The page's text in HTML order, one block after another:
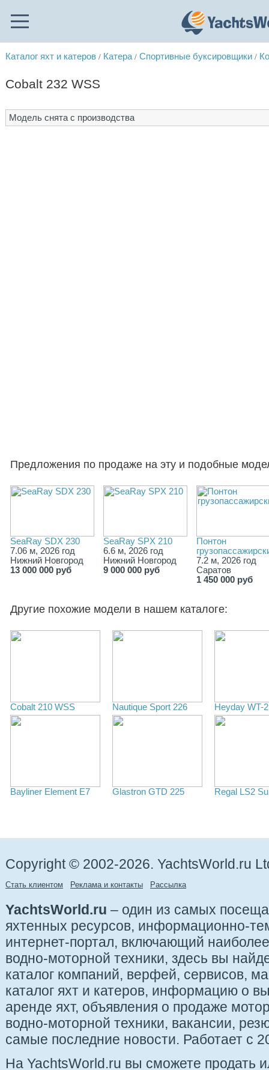
Каталог яхт и катеров / Катера / Спортивные буксировщики /
Cobalt 232 WSS
Модель снята с производства
Предложения по продаже на эту и подобные
SeaRay SDX 230
7.06 м, 2026 год
Нижний Новгород
13 000 000 руб
SeaRay SPX 210
6.6 м, 2026 год
Нижний Новгород
9 000 000 руб
Понтон
7.2 м, 2026 год
Саратов
1 450 000 руб
Другие похожие модели в нашем каталоге:
Cobalt 210 WSS Nautique Sport 226 Heyday WT-2
Bayliner Element E7 Glastron GTD 225 Regal LS2
Copyright © 2002-2026. YachtsWorld.ru
Стать клиентом Реклама и контакты Рассылка
YachtsWorld.ru – один из самых
яхтенных ресурсов, информационно-
интернет-портал, включающий
водно-моторной техники, здесь вы
каталог компаний, верфей, сервисов,
каталог яхт и катеров, информацию о
аренде яхт, объявления о продаже
водно-моторной техники, вакансии,
самые последние новости. Работает с
На YachtsWorld.ru вы сможете продать